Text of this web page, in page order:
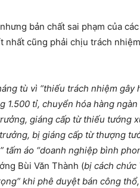
bản chất sai phạm của
nhất cũng phải chịu trách
tù vì “thiếu trách nhiệm gây
1.500 tỉ, chuyển hóa hàng
giáng cấp từ thiếu tướng
bị giáng cấp từ thượng
tấm áo “doanh nghiệp bình
Bùi Văn Thành (bị cách chức
khi phê duyệt bán công